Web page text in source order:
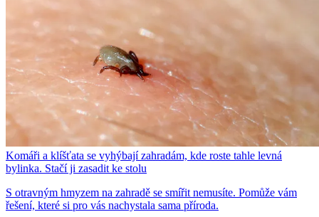
Komáři a klíšťata se vyhýbají zahradám, kde roste tahle levná
bylinka. Stačí ji zasadit ke stolu
S otravným hmyzem na zahradě se smířit nemusíte. Pomůže vám
řešení, které si pro vás nachystala sama příroda.